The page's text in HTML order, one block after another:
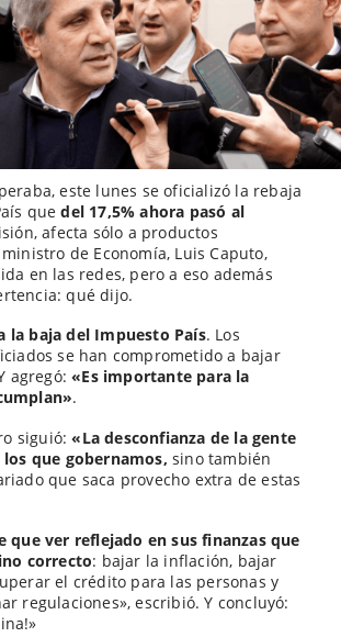
este lunes se oficializó la rebaja
quedel 17,5% ahora pasó al
afecta sólo a productos
de Economía, Luis Caputo,
en las redes, pero a eso además
qué dijo.
la baja del Impuesto País. Los
se han comprometido a bajar
agregó:«Es importante para la
.
siguió:«La desconfianza de la gente
que gobernamos, sino también
que saca provecho extra de estas
que ver reflejado en sus finanzas que
correcto: bajar la inflación, bajar
el crédito para las personas y
regulaciones», escribió. Y concluyó: